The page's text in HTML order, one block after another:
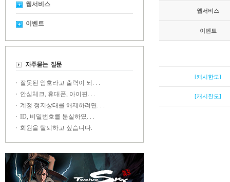
웹서비스
이벤트
잘못된 암호라고 출력이 되. . .
안심체크, 휴대폰, 아이핀. . .
계정 정지상태를 해제하려면. . .
ID, 비밀번호를 분실하였. . .
회원을 탈퇴하고 싶습니다.
웹서비스
이벤트
[캐시한도]
[캐시한도]